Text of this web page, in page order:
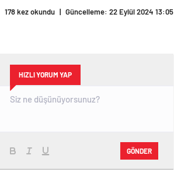
178 kez okundu | Güncelleme: 22 Eylül 2024 13:05
HIZLI YORUM YAP
GÖNDER